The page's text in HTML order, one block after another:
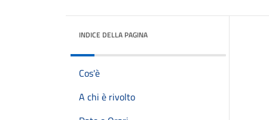
INDICE DELLA PAGINA
Cos'è
A chi è rivolto